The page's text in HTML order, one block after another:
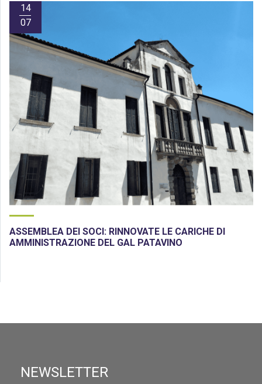
14
07
ASSEMBLEA DEI SOCI: RINNOVATE LE CARICHE DI
AMMINISTRAZIONE DEL GAL PATAVINO
NEWSLETTER